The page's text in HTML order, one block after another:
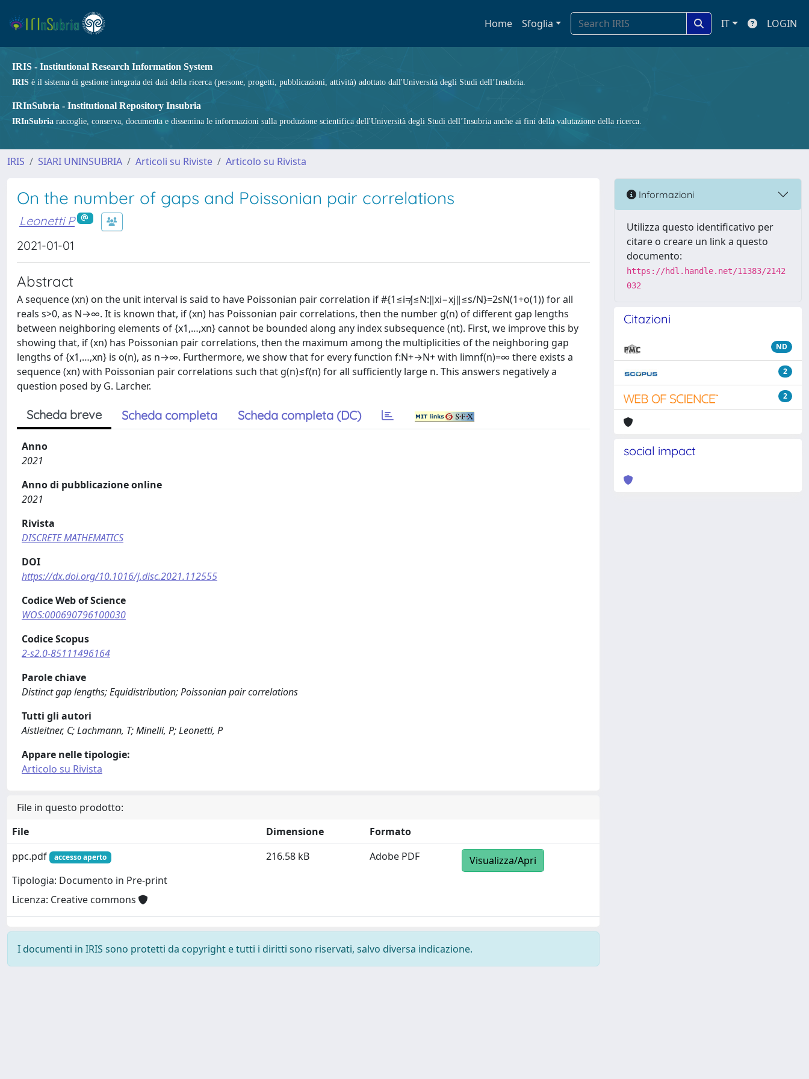
Home Sfoglia IT LOGIN
IRIS - Institutional Research Information System
IRIS è il sistema di gestione integrata dei dati della ricerca (persone, progetti, pubblicazioni, attività) adottato dall'Università degli Studi dell’Insubria.
IRInSubria - Institutional Repository Insubria
IRInSubria raccoglie, conserva, documenta e dissemina le informazioni sulla produzione scientifica dell'Università degli Studi dell’Insubria anche ai fini della valutazione della ricerca.
IRIS SIARI UNINSUBRIA Articoli su Riviste Articolo su Rivista
On the number of gaps and Poissonian pair correlations
Leonetti P
2021-01-01
Abstract
A sequence (xn) on the unit interval is said to have Poissonian pair correlation if #{1≤i≠j≤N:‖xi−xj‖≤s/N}=2sN(1+o(1)) for all
reals s>0, as N→∞. It is known that, if (xn) has Poissonian pair correlations, then the number g(n) of different gap lengths
between neighboring elements of {x1,…,xn} cannot be bounded along any index subsequence (nt). First, we improve this by
showing that, if (xn) has Poissonian pair correlations, then the maximum among the multiplicities of the neighboring gap
lengths of {x1,…,xn} is o(n), as n→∞. Furthermore, we show that for every function f:N+→N+ with limn⁡f(n)=∞ there exists a
sequence (xn) with Poissonian pair correlations such that g(n)≤f(n) for all sufficiently large n. This answers negatively a
question posed by G. Larcher.
Scheda breve Scheda completa Scheda completa (DC)
Anno
2021
Anno di pubblicazione online
2021
Rivista
DISCRETE MATHEMATICS
DOI
https://dx.doi.org/10.1016/j.disc.2021.112555
Codice Web of Science
WOS:000690796100030
Codice Scopus
2-s2.0-85111496164
Parole chiave
Distinct gap lengths; Equidistribution; Poissonian pair correlations
Tutti gli autori
Aistleitner, C; Lachmann, T; Minelli, P; Leonetti, P
Appare nelle tipologie:
Articolo su Rivista
File in questo prodotto:
File
Dimensione
Formato
ppc.pdf
accesso aperto
Tipologia: Documento in Pre-print
Licenza: Creative commons
216.58 kB Adobe PDF Visualizza/Apri
I documenti in IRIS sono protetti da copyright e tutti i diritti sono riservati, salvo diversa indicazione.
Informazioni
Utilizza questo identificativo per
citare o creare un link a questo
documento:
https://hdl.handle.net/11383/2142
032
Citazioni
ND
2
2
social impact